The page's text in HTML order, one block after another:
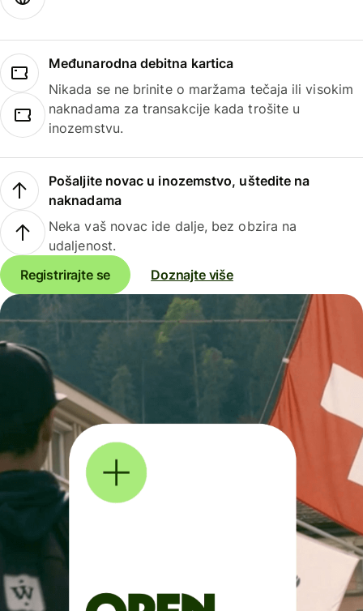
Međunarodna debitna kartica
Nikada se ne brinite o maržama tečaja ili visokim
naknadama za transakcije kada trošite u
inozemstvu.
Pošaljite novac u inozemstvo, uštedite na
naknadama
Neka vaš novac ide dalje, bez obzira na
udaljenost.
Registrirajte se
Doznajte više